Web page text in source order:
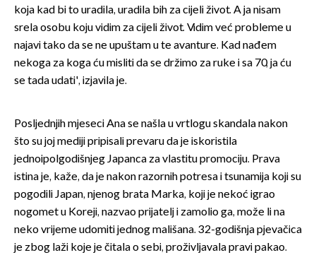
koja kad bi to uradila, uradila bih za cijeli život. A ja nisam
srela osobu koju vidim za cijeli život. Vidim već probleme u
najavi tako da se ne upuštam u te avanture. Kad nađem
nekoga za koga ću misliti da se držimo za ruke i sa 70, ja ću
se tada udati', izjavila je.
Posljednjih mjeseci Ana se našla u vrtlogu skandala nakon
što su joj mediji pripisali prevaru da je iskoristila
jednoipolgodišnjeg Japanca za vlastitu promociju. Prava
istina je, kaže, da je nakon razornih potresa i tsunamija koji su
pogodili Japan, njenog brata Marka, koji je nekoć igrao
nogomet u Koreji, nazvao prijatelj i zamolio ga, može li na
neko vrijeme udomiti jednog mališana. 32-godišnja pjevačica
je zbog laži koje je čitala o sebi, proživljavala pravi pakao.